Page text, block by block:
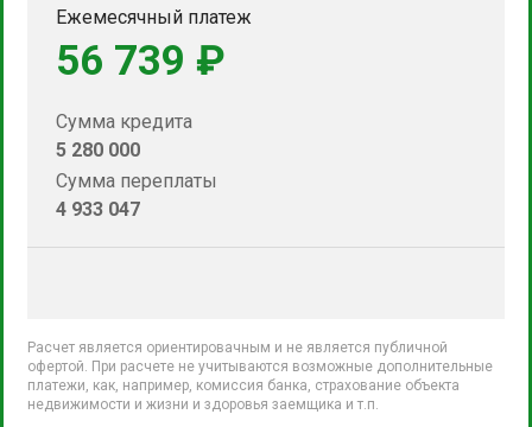
Ежемесячный платеж
56 739 ₽
Сумма кредита
5 280 000
Сумма переплаты
4 933 047
Расчет является ориентировачным и не является публичной
офертой. При расчете не учитываются возможные дополнительные
платежи, как, например, комиссия банка, страхование объекта
недвижимости и жизни и здоровья заемщика и т.п.